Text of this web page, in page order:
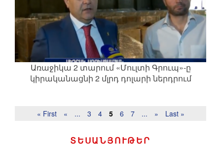
Առաջիկա 2 տարում «Մուլտի Գրուպ»-ը
կիրականացնի 2 մլրդ դոլարի ներդրում
« First « ... 3 4 5 6 7 ... » Last »
ՏԵՍԱՆՅՈՒԹԵՐ